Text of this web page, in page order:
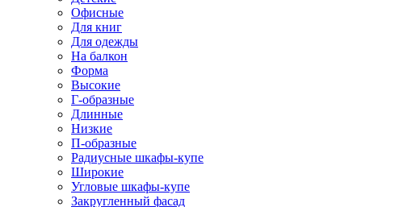
Офисные
Для книг
Для одежды
На балкон
Форма
Высокие
Г-образные
Длинные
Низкие
П-образные
Радиусные шкафы-купе
Широкие
Угловые шкафы-купе
Закругленный фасад